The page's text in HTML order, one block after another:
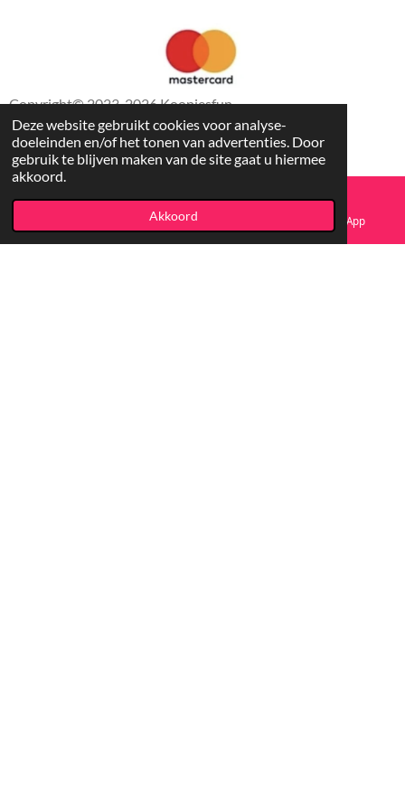
Deze website gebruikt cookies voor analyse-
doeleinden en/of het tonen van advertenties. Door
gebruik te blijven maken van de site gaat u hiermee
akkoord.
Akkoord
Copyright© 2023-2026 Koopjesfun
Facebook WhatsApp